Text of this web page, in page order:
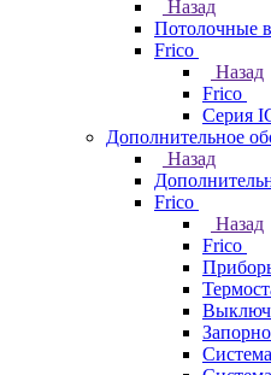
Назад
Потолочные
Frico
Назад
Frico
Серия
Дополнительное
Назад
Frico
Назад
Frico